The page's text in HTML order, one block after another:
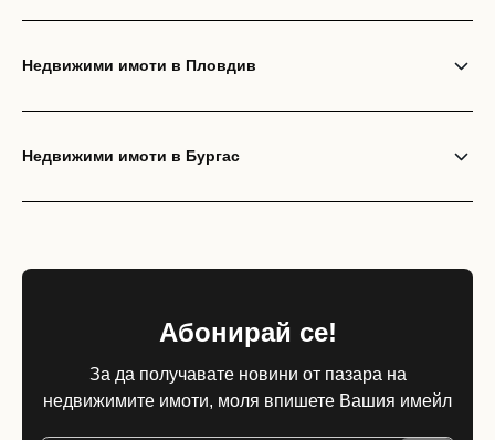
Недвижими имоти в Пловдив
Недвижими имоти в Бургас
Абонирай се!
За да получавате новини от пазара на
недвижимите имоти, моля впишете Вашия имейл